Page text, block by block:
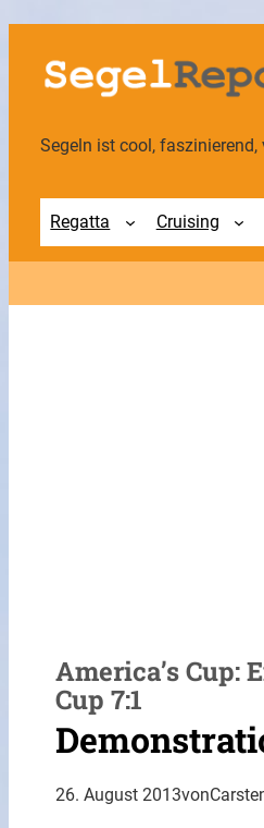
Zum
Inhalt
springen
Segeln ist cool, faszinierend,
Regatta Cruising
America’s Cup:
Cup 7:1
26. August 2013von